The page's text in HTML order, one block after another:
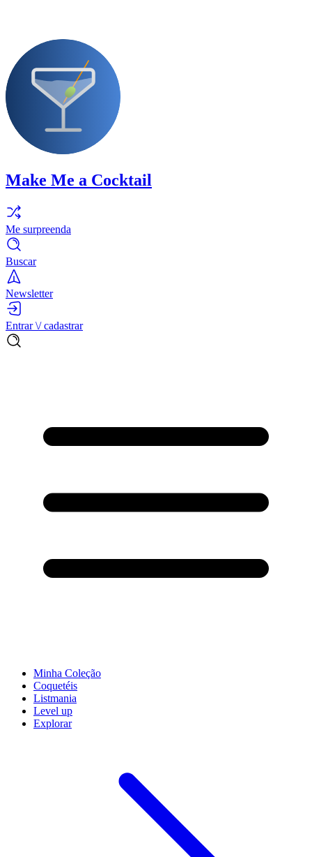
Make Me a Cocktail
Me surpreenda
Buscar
Newsletter
Entrar \/ cadastrar
Minha Coleção
Coquetéis
Listmania
Level up
Explorar